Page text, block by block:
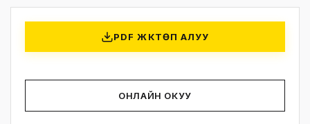
PDF ЖҮКТӨП АЛУУ
ОНЛАЙН ОКУУ